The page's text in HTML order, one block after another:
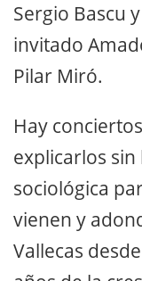
Sergio Bascu
invitado
Pilar Miró.
Hay
explicarlos
sociológica
vienen y
Vallecas